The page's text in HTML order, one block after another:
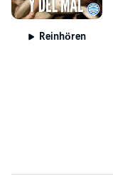
Reinhören